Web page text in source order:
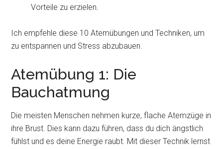
Vorteile zu erzielen.
Ich empfehle diese 10 Atemübungen und Techniken, um
zu entspannen und Stress abzubauen.
Atemübung 1: Die
Bauchatmung
Die meisten Menschen nehmen kurze, flache Atemzüge in
ihre Brust. Dies kann dazu führen, dass du dich ängstlich
fühlst und es deine Energie raubt. Mit dieser Technik lernst